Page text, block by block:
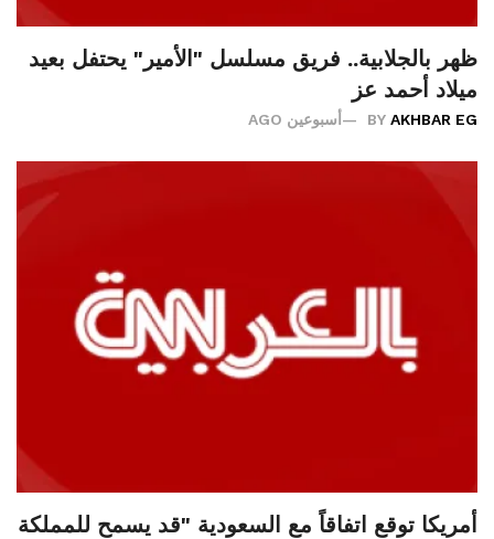
ظهر بالجلابية.. فريق مسلسل "الأمير" يحتفل بعيد
ميلاد أحمد عز
BY AKHBAR EG أسبوعين AGO
أمريكا توقع اتفاقاً مع السعودية "قد يسمح للمملكة